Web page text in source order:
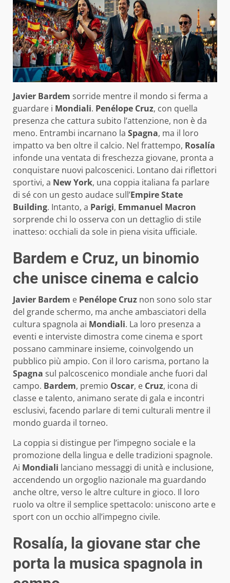
Javier Bardem sorride mentre il mondo si ferma a
guardare i Mondiali. Penélope Cruz, con quella
presenza che cattura subito l’attenzione, non è da
meno. Entrambi incarnano la Spagna, ma il loro
impatto va ben oltre il calcio. Nel frattempo, Rosalía
infonde una ventata di freschezza giovane, pronta a
conquistare nuovi palcoscenici. Lontano dai riflettori
sportivi, a New York, una coppia italiana fa parlare
di sé con un gesto audace sull’Empire State
Building. Intanto, a Parigi, Emmanuel Macron
sorprende chi lo osserva con un dettaglio di stile
inatteso: occhiali da sole in piena visita ufficiale.
Bardem e Cruz, un binomio
che unisce cinema e calcio
Javier Bardem e Penélope Cruz non sono solo star
del grande schermo, ma anche ambasciatori della
cultura spagnola ai Mondiali. La loro presenza a
eventi e interviste dimostra come cinema e sport
possano camminare insieme, coinvolgendo un
pubblico più ampio. Con il loro carisma, portano la
Spagna sul palcoscenico mondiale anche fuori dal
campo. Bardem, premio Oscar, e Cruz, icona di
classe e talento, animano serate di gala e incontri
esclusivi, facendo parlare di temi culturali mentre il
mondo guarda il torneo.
La coppia si distingue per l’impegno sociale e la
promozione della lingua e delle tradizioni spagnole.
Ai Mondiali lanciano messaggi di unità e inclusione,
accendendo un orgoglio nazionale ma guardando
anche oltre, verso le altre culture in gioco. Il loro
ruolo va oltre il semplice spettacolo: uniscono arte e
sport con un occhio all’impegno civile.
Rosalía, la giovane star che
porta la musica spagnola in